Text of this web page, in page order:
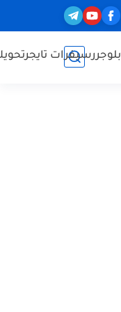
بلوجررسيفرات تايجر